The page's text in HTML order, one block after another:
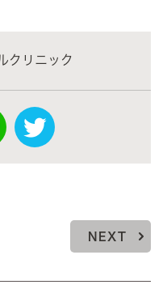
クリニック
NEXT